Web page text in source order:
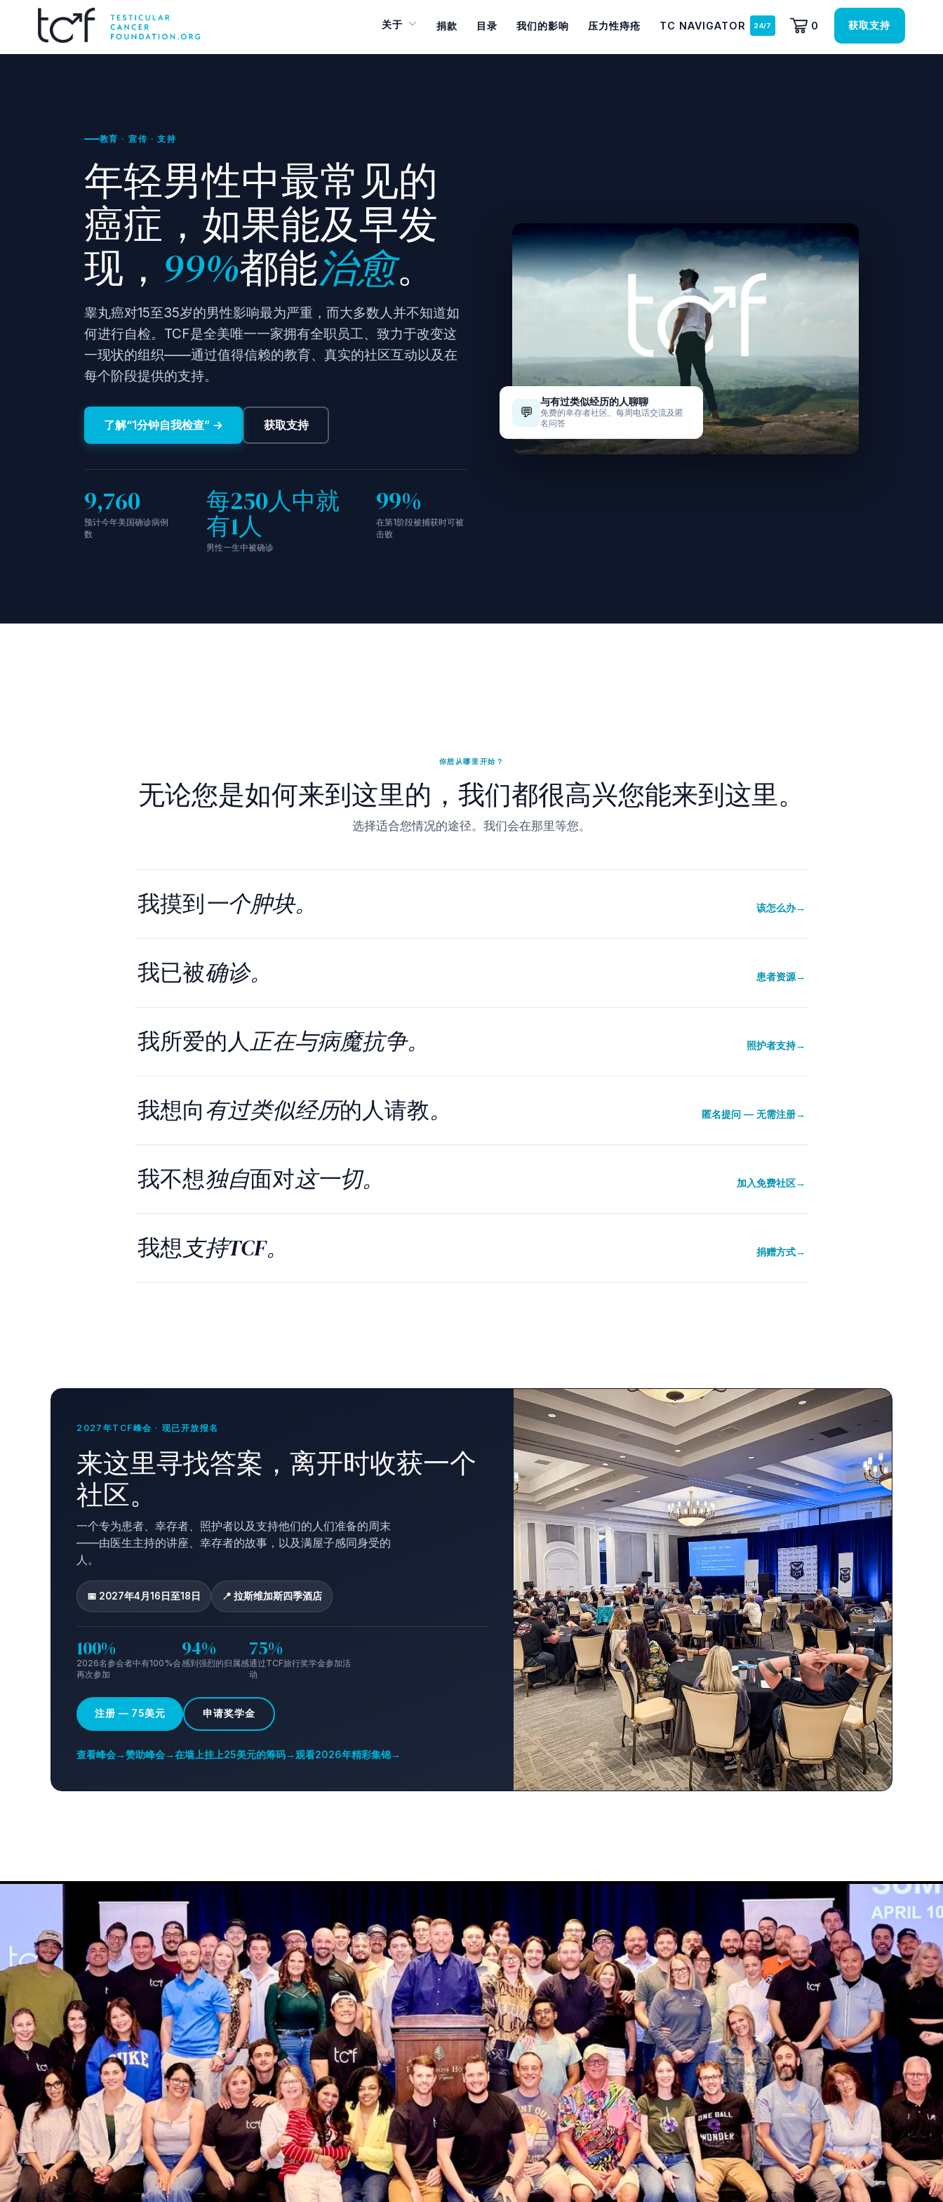
关于 捐款 目录 我们的影响 压力性痔疮 TC NAVIGATOR 0 获取支持
教育 · 宣传 · 支持
年轻男性中最常见的
癌症，如果能及早发
现， 99%都能治愈。
睾丸癌对15至35岁的男性影响最为严重，而大多数人并不知道如
何进行自检。TCF是全美唯一一家拥有全职员工、致力于改变这
一现状的组织——通过值得信赖的教育、真实的社区互动以及在
每个阶段提供的支持。
了解“1分钟自我检查” → 获取支持
9,760
预计今年美国确诊病例
数
每250人中就
有1人
男性一生中被确诊
99%
在第1阶段被捕获时可被
击败
💬
与有过类似经历的人聊聊
免费的幸存者社区、每周电话交流及匿
名问答
你想从哪里开始？
无论您是如何来到这里的，我们都很高兴您能来到这里。
选择适合您情况的途径。我们会在那里等您。
我摸到一个肿块。 该怎么办→
我已被确诊。 患者资源→
我所爱的人正在与病魔抗争。 照护者支持→
我想向有过类似经历的人请教。 匿名提问 — 无需注册→
我不想独自面对这一切。 加入免费社区→
我想支持TCF。 捐赠方式→
2027年TCF峰会 · 现已开放报名
来这里寻找答案，离开时收获一个
社区。
一个专为患者、幸存者、照护者以及支持他们的人们准备的周末
——由医生主持的讲座、幸存者的故事，以及满屋子感同身受的
人。
📅 2027年4月16日至18日 📍 拉斯维加斯四季酒店
100%
2026名参会者中有100%会
再次参加
94%
感到强烈的归属感
75%
通过TCF旅行奖学金参加活
动
注册 — 75美元 申请奖学金
查看峰会→赞助峰会→在墙上挂上25美元的筹码→观看2026年精彩集锦→